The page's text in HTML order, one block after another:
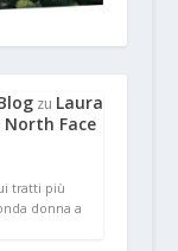
zu Laura
Face
tratti più
donna a